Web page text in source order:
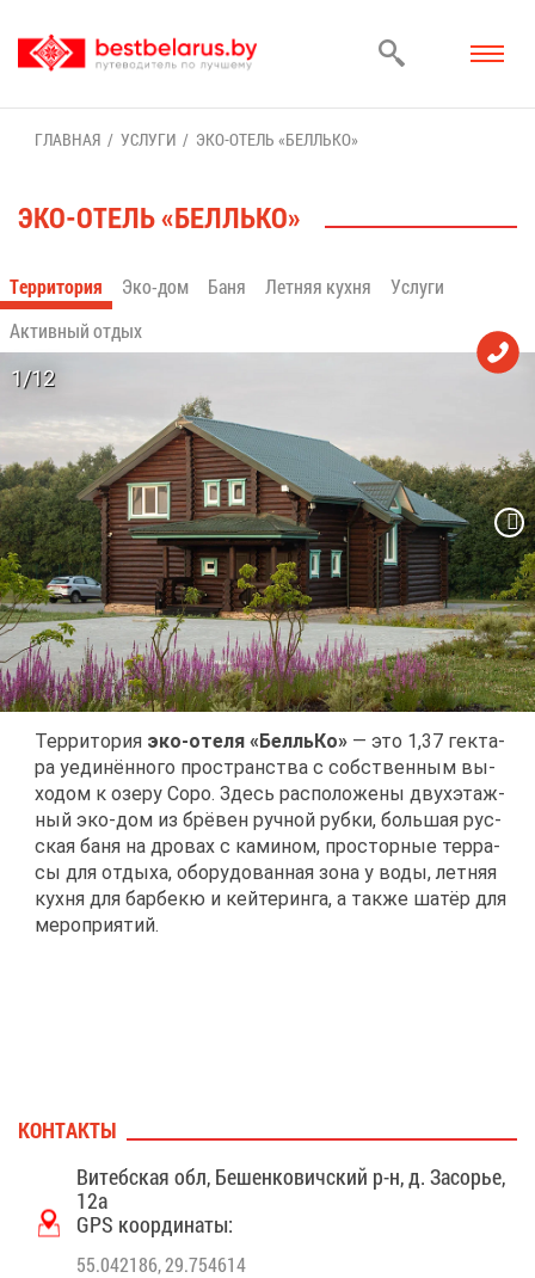
ГЛАВ­НАЯ УСЛУ­ГИ ЭКО-ОТЕЛЬ «БЕЛЛЬ­КО»
ЭКО-ОТЕЛЬ «БЕЛЛЬ­КО»
Тер­ри­то­рия Эко-дом Ба­ня Лет­няя кух­ня
Услу­ги
Ак­тив­ный от­дых
Тер­ри­то­рия эко-оте­ля «Белль­Ко» — это 1,37 гек­та­
ра уеди­нён­но­го про­стран­ства с соб­ствен­ным вы­
хо­дом к озе­ру Со­ро. Здесь рас­по­ло­же­ны двух­этаж­
ный эко-дом из брё­вен руч­ной руб­ки, боль­шая рус­
ская ба­ня на дро­вах с ка­ми­ном, про­стор­ные тер­ра­
сы для от­ды­ха, обо­ру­до­ван­ная зо­на у во­ды, лет­няя
кух­ня для бар­бекю и кей­те­рин­га, а та­к­же ша­тёр для
ме­ро­при­я­тий.
1/12
КОН­ТАК­ТЫ
Ви­теб­ская обл, Бе­шен­ко­вич­ский р-н, д. За­со­рье,
12а
GPS ко­ор­ди­на­ты:
55.042186, 29.754614